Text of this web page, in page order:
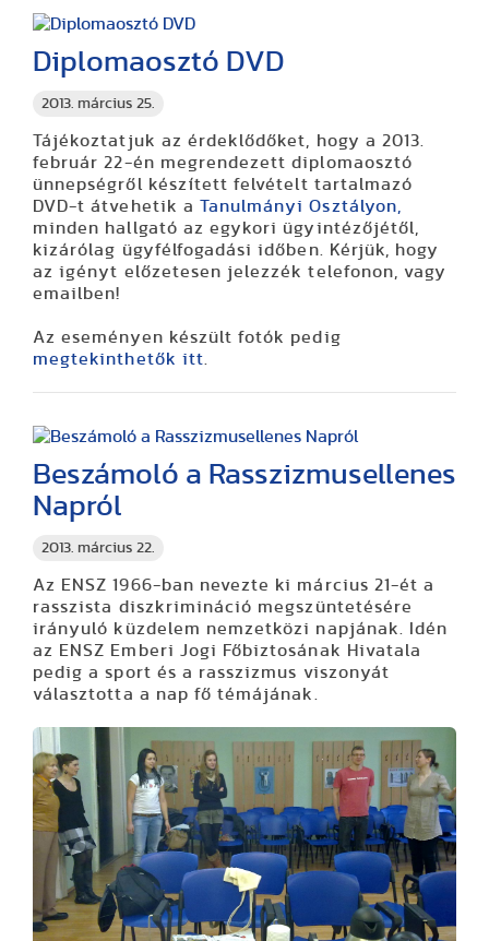
2013. március 25.
Diplomaosztó DVD
Tájékoztatjuk az érdeklődőket, hogy a 2013.
február 22-én megrendezett diplomaosztó
ünnepségről készített felvételt tartalmazó
DVD-t átvehetik a Tanulmányi Osztályon,
minden hallgató az egykori ügyintézőjétől,
kizárólag ügyfélfogadási időben. Kérjük, hogy
az igényt előzetesen jelezzék telefonon, vagy
emailben!
Az eseményen készült fotók pedig
megtekinthetők itt
2013. március 22.
Beszámoló a Rasszizmusellenes
Napról
Az ENSZ 1966-ban nevezte ki március 21-ét a
rasszista diszkrimináció megszüntetésére
irányuló küzdelem nemzetközi napjának. Idén
az ENSZ Emberi Jogi Főbiztosának Hivatala
pedig a sport és a rasszizmus viszonyát
választotta a nap fő témájának.